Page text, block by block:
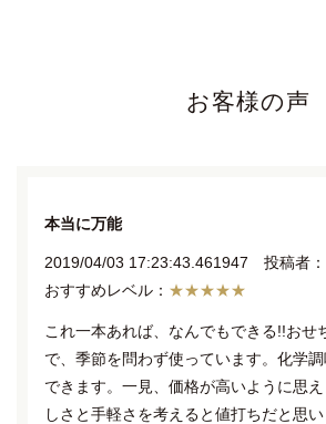
お客様の声
本当に万能
2019/04/03 17:23:43.461947 投稿者
★★★★★
これ一本あれば、なんでもできる!!おせ
で、季節を問わず使っています。化学
できます。一見、価格が高いように思
しさと手軽さを考えると値打ちだと思